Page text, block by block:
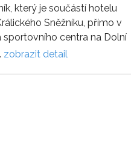
který je součástí hotelu
Sněžníku, přímo v
sportovního centra na Dolní
zobrazit detail